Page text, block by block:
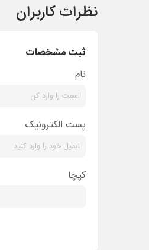
نظرات کاربران
ثبت مشخصات
نام
پست الکترونیک
کپچا